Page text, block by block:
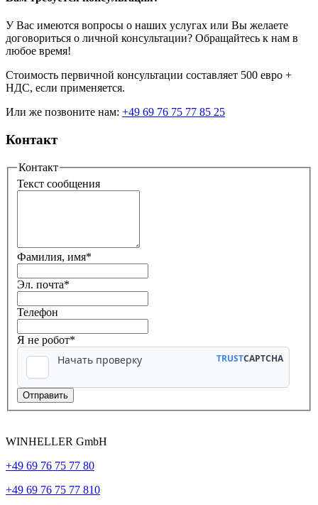
У Вас имеются вопросы о наших услугах или Вы желаете
договориться о личной консультации? Обращайтесь к нам в
любое время!
Стоимость первичной консультации составляет 500 евро +
НДС, если применяется.
Или же позвоните нам: +49 69 76 75 77 85 25
Контакт
Контакт
Текст сообщения
Фамилия, имя*
Эл. почта*
Телефон
Я не робот*
WINHELLER GmbH
+49 69 76 75 77 80
+49 69 76 75 77 810